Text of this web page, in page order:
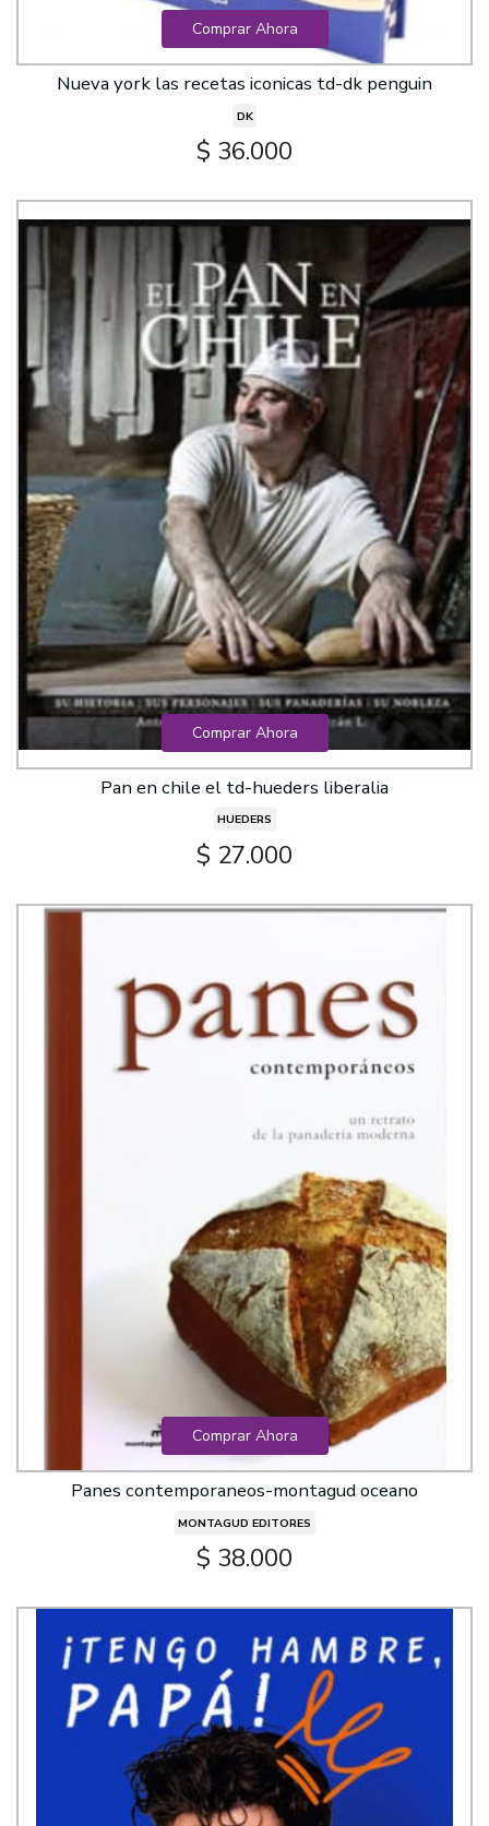
Comprar Ahora
Nueva york las recetas iconicas td-dk penguin
DK
$ 36.000
Comprar Ahora
Pan en chile el td-hueders liberalia
HUEDERS
$ 27.000
Comprar Ahora
Panes contemporaneos-montagud oceano
MONTAGUD EDITORES
$ 38.000